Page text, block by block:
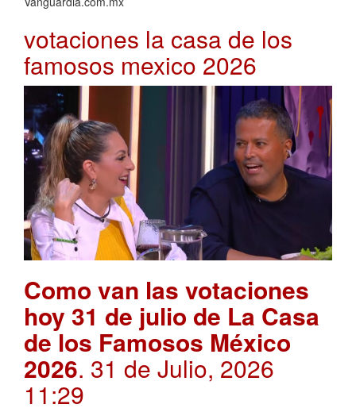
votaciones la casa de los
famosos mexico 2026
Como van las votaciones
hoy 31 de julio de La Casa
de los Famosos México
2026. 31 de Julio, 2026
11:29